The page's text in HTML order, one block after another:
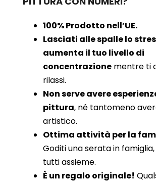
100% Prodotto nell’UE.
Lasciati alle spalle lo
aumenta il tuo livello di
concentrazione mentre ti
rilassi.
Non serve avere
pittura, né tantomeno
artistico.
Ottima attività per la
Goditi una serata in
tutti assieme.
È un regalo originale!